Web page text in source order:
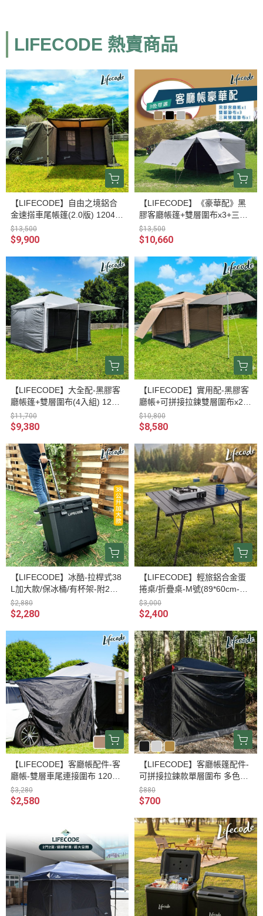
LIFECODE 熱賣商品
【LIFECODE】自由之境鋁合
金速搭車尾帳篷(2.0版) 12040
090
$13,500
$9,900
【LIFECODE】《豪華配》黑
膠客廳帳篷+雙層圍布x3+三翼
雙層圍布x1 沙色/黑色/水泥灰 1
2040036/7/8-98
$13,500
$10,660
【LIFECODE】大全配-黑膠客
廳帳篷+雙層圍布(4入組) 1204
003-99
$11,700
$9,380
【LIFECODE】實用配-黑膠客
廳帳+可拼接拉鍊雙層圍布x2
+單層圍布x2 多色可選 120400
3-88
$10,800
$8,580
【LIFECODE】冰酷-拉桿式38
L加大款/保冰桶/有杯架-附2個
冰磚-酷黑色 12300368
$2,880
$2,280
【LIFECODE】輕旅鋁合金蛋
捲桌/折疊桌-M號(89*60cm-高4
0-65) 13310520
$3,000
$2,400
【LIFECODE】客廳帳配件-客
廳帳-雙層車尾連接圍布 12040
037/8-0
$3,280
$2,580
【LIFECODE】客廳帳篷配件-
可拼接拉鍊款單層圍布 多色可
選 12040036/7/8-1
$880
$700